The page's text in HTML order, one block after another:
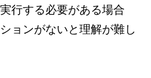
行する必要がある場合
ョンがないと理解が難し